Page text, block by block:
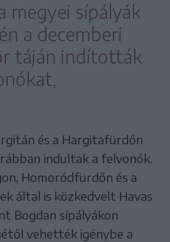
megyei sípályák
a decemberi
táján indították
és a Hargitafürdőn
indultak a felvonók.
Homoródfürdőn és a
által is közkedvelt Havas
Bogdan sípályákon
vehették igénybe a